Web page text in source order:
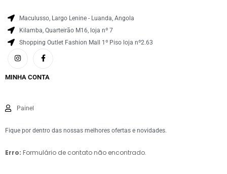
Maculusso, Largo Lenine - Luanda, Angola
Kilamba, Quarteirão M16, loja nº 7
Shopping Outlet Fashion Mall 1º Piso loja nº2.63
MINHA CONTA
Painel
Fique por dentro das nossas melhores ofertas e novidades.
Erro: Formulário de contato não encontrado.